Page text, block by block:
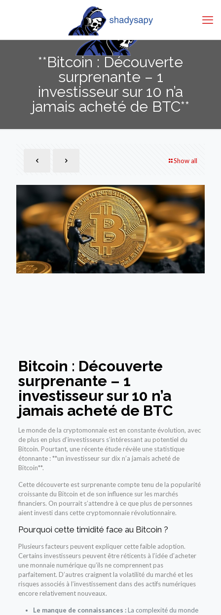
**Bitcoin : Découverte
surprenante – 1
investisseur sur 10 n’a
jamais acheté de BTC**
Show all
Bitcoin : Découverte
surprenante – 1
investisseur sur 10 n’a
jamais acheté de BTC
Le monde de la cryptomonnaie est en constante évolution, avec
de plus en plus d’investisseurs s’intéressant au potentiel du
Bitcoin. Pourtant, une récente étude révèle une statistique
étonnante : **un investisseur sur dix n’a jamais acheté de
Bitcoin**.
Cette découverte est surprenante compte tenu de la popularité
croissante du Bitcoin et de son influence sur les marchés
financiers. On pourrait s’attendre à ce que plus de personnes
aient investi dans cette cryptomonnaie révolutionnaire.
Pourquoi cette timidité face au Bitcoin ?
Plusieurs facteurs peuvent expliquer cette faible adoption.
Certains investisseurs peuvent être réticents à l’idée d’acheter
une monnaie numérique qu’ils ne comprennent pas
parfaitement. D’autres craignent la volatilité du marché et les
risques associés à l’investissement dans des actifs numériques
encore relativement nouveaux.
Le manque de connaissances :La complexité du monde